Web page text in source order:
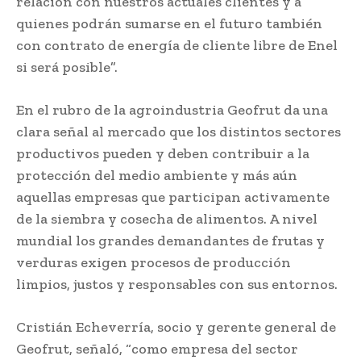
quienes podrán sumarse en el futuro también
con contrato de energía de cliente libre de Enel
si será posible”.
En el rubro de la agroindustria Geofrut da una
clara señal al mercado que los distintos sectores
productivos pueden y deben contribuir a la
protección del medio ambiente y más aún
aquellas empresas que participan activamente
de la siembra y cosecha de alimentos. A nivel
mundial los grandes demandantes de frutas y
verduras exigen procesos de producción
limpios, justos y responsables con sus entornos.
Cristián Echeverría, socio y gerente general de
Geofrut, señaló, “como empresa del sector